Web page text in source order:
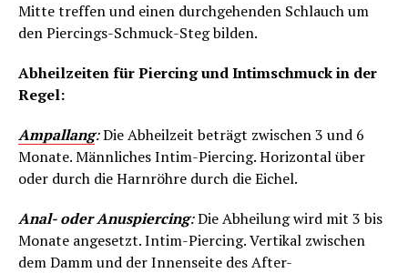
Mitte treffen und einen durchgehenden Schlauch um
den Piercings-Schmuck-Steg bilden.
Abheilzeiten für Piercing und Intimschmuck in der
Regel:
Ampallang:Die Abheilzeit beträgt zwischen 3 und 6
Monate. Männliches Intim-Piercing. Horizontal über
oder durch die Harnröhre durch die Eichel.
Anal- oder Anuspiercing:Die Abheilung wird mit 3 bis
Monate angesetzt. Intim-Piercing. Vertikal zwischen
dem Damm und der Innenseite des After-